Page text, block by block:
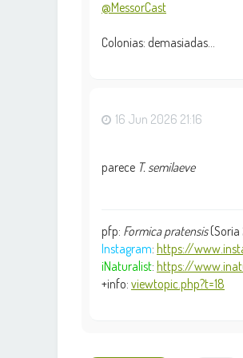
@MessorCast
Colonias: demasiadas...
16 Jun 2026 21:16
parece T. semilaeve
pfp: Formica pratensis(Soria
Instagram: https://
iNaturalist: https://
+info: viewtopic.php?t=18